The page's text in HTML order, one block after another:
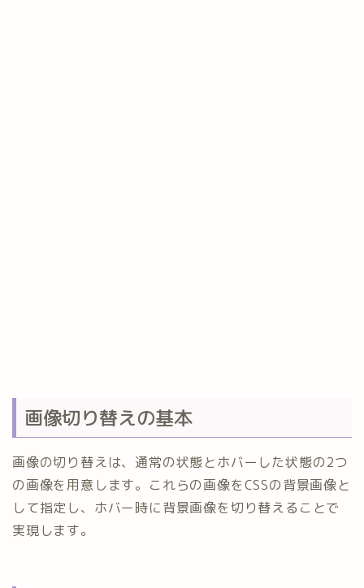
画像切り替えの基本
画像の切り替えは、通常の状態とホバーした状態の2つ
の画像を用意します。これらの画像をCSSの背景画像と
して指定し、ホバー時に背景画像を切り替えることで
実現します。